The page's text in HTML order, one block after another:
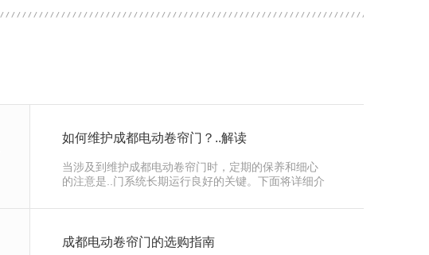
如何维护成都电动卷帘门？..解读
当涉及到维护成都电动卷帘门时，定期的保养和细心
的注意是..门系统长期运行良好的关键。下面将详细介
成都电动卷帘门的选购指南